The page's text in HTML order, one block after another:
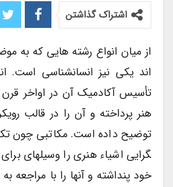
اشتراک گذاشتن
اند یکی نیز انسان­شناسی است.
تأسیس آکادمیک آن در اواخر قرن
هنر پرداخته و آن را در قالب
گرایی اشیاء هنری را وسیله­ای
خود پنداشته و آنها را با مراجعه به